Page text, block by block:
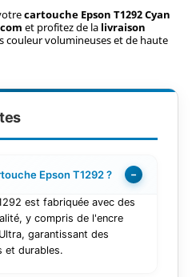
cartouche Epson T1292 Cyan
et profitez de la livraison
couleur volumineuses et de haute
Epson T1292 ? −
est fabriquée avec des
y compris de l'encre
garantissant des
et durables.